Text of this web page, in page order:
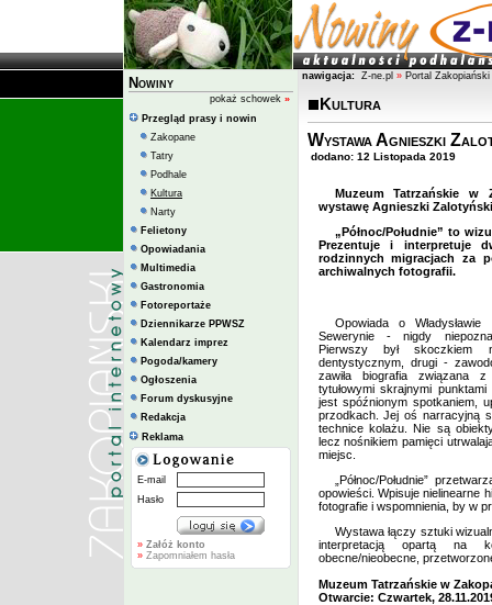
Nowiny
pokaż schowek »
Przegląd prasy i nowin
Zakopane
Tatry
Podhale
Kultura
Narty
Felietony
Opowiadania
Multimedia
Gastronomia
Fotoreportaże
Dziennikarze PPWSZ
Kalendarz imprez
Pogoda/kamery
Ogłoszenia
Forum dyskusyjne
Redakcja
Reklama
E-mail
Hasło
» Załóż konto
» Zapomniałem hasła
nawigacja: Z-ne.pl » Portal Zakopiański
Kultura
Wystawa Agnieszki
dodano: 12 Listopada 2019
Muzeum Tatrzańskie w
wystawę Agnieszki
„Północ/Południe” to
Prezentuje i interpretuje
rodzinnych migracjach za
archiwalnych fotografii.
Opowiada o
Sewerynie - nigdy
Pierwszy był skoczkiem
dentystycznym, drugi -
zawiła biografia związana
tytułowymi skrajnymi
jest spóźnionym spotkaniem,
przodkach. Jej oś narracyjną
technice kolażu. Nie są
lecz nośnikiem pamięci
miejsc.
„Północ/Południe”
opowieści. Wpisuje nielinearne
fotografie i wspomnienia, by w
Wystawa łączy sztuki
interpretacją opartą na
obecne/nieobecne,
Muzeum Tatrzańskie w
Otwarcie: Czwartek,